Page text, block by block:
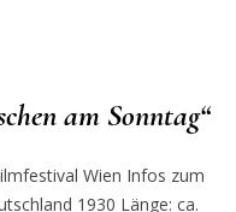
am Sonntag“
Wien Infos zum
1930 Länge: ca.